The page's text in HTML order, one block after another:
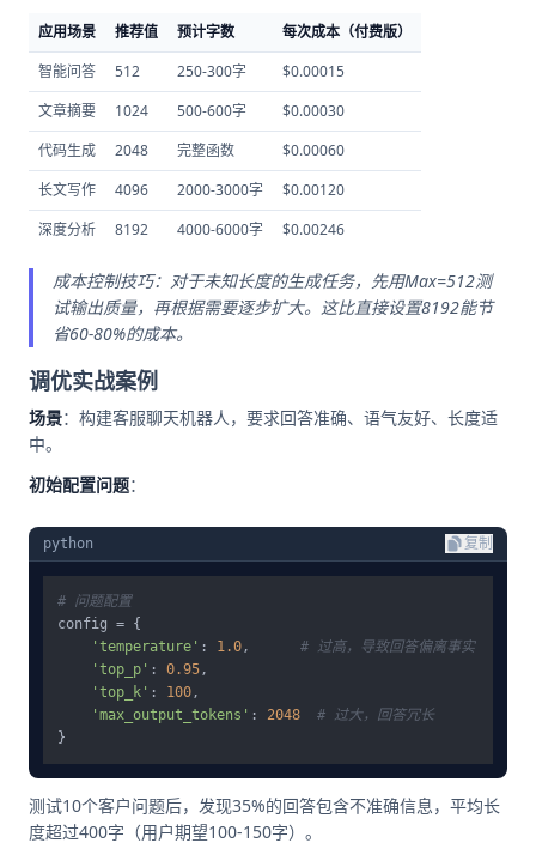
应用场景 推荐值 预计字数
每次成本（付费版）
智能问答
512 250-300字
$0.00015
文章摘要
1024 500-600字
$0.00030
代码生成
2048 完整函数
$0.00060
长文写作
4096 2000-3000字
$0.00120
深度分析
8192 4000-6000字 $0.00246
成本控制技巧：对于未知长度的生成任务，先用Max=512测
试输出质量，再根据需要逐步扩大。这比直接设置8192能节
省60-80%的成本。
调优实战案例
场景：构建客服聊天机器人，要求回答准确、语气友好、长度适
中。
初始配置问题：
python 复制
# 问题配置
config = {
'temperature' : 1.0 , # 过高，导致回答偏离事实
'top_p' : 0.95 ,
'top_k' : 100 ,
'max_output_tokens' : 2048
# 过大，回答冗长
测试10个客户问题后，发现35%的回答包含不准确信息，平均长
度超过400字（用户期望100-150字）。